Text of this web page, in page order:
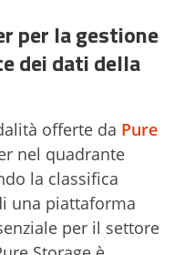
per la gestione
dei dati della
offerte da Pure
nel quadrante
la classifica
una piattaforma
per il settore